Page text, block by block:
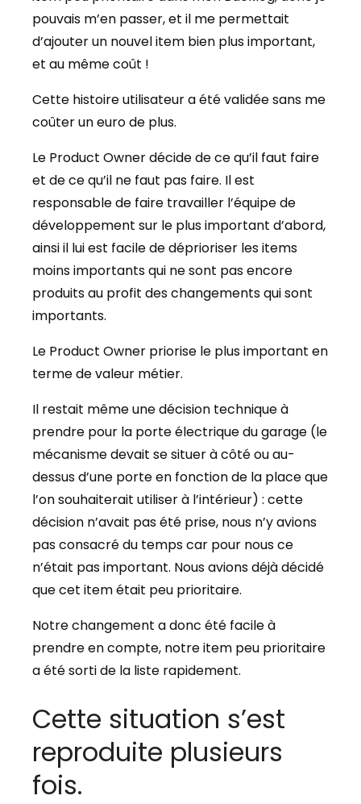
pouvais m’en passer, et il me permettait
d’ajouter un nouvel item bien plus important,
et au même coût !
Cette histoire utilisateur a été validée sans me
coûter un euro de plus.
Le Product Owner décide de ce qu’il faut faire
et de ce qu’il ne faut pas faire. Il est
responsable de faire travailler l’équipe de
développement sur le plus important d’abord,
ainsi il lui est facile de déprioriser les items
moins importants qui ne sont pas encore
produits au profit des changements qui sont
importants.
Le Product Owner priorise le plus important en
terme de valeur métier.
Il restait même une décision technique à
prendre pour la porte électrique du garage (le
mécanisme devait se situer à côté ou au-
dessus d’une porte en fonction de la place que
l’on souhaiterait utiliser à l’intérieur) : cette
décision n’avait pas été prise, nous n’y avions
pas consacré du temps car pour nous ce
n’était pas important. Nous avions déjà décidé
que cet item était peu prioritaire.
Notre changement a donc été facile à
prendre en compte, notre item peu prioritaire
a été sorti de la liste rapidement.
Cette situation s’est
reproduite plusieurs
fois.